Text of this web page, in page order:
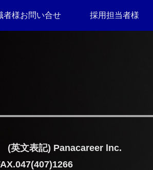
者様お問い合せ 採用担当者様
文表記) Panacareer lnc.